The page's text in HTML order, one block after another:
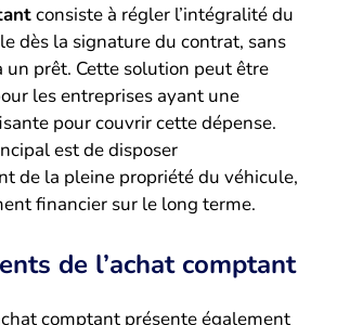
consiste à régler l’intégralité du
dès la signature du contrat, sans
un prêt. Cette solution peut être
les entreprises ayant une
pour couvrir cette dépense.
est de disposer
de la pleine propriété du véhicule,
financier sur le long terme.
de l’achat comptant
comptant présente également